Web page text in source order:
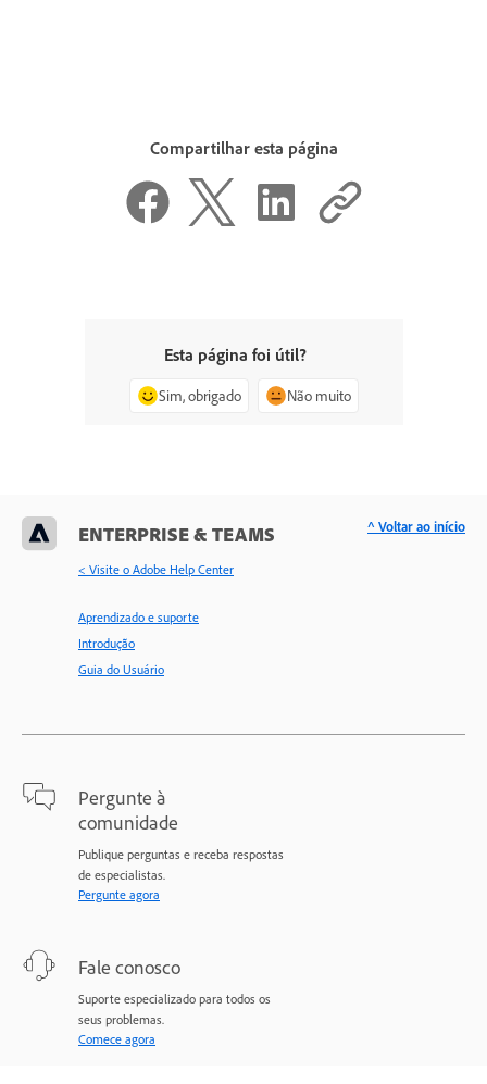
Compartilhar esta página
Esta página foi útil?
Sim, obrigado Não muito
ENTERPRISE & TEAMS
< Visite o Adobe Help Center
Aprendizado e suporte
Introdução
Guia do Usuário
Pergunte à
comunidade
Publique perguntas e receba respostas
de especialistas.
Pergunte agora
Fale conosco
Suporte especializado para todos os
seus problemas.
Comece agora
^ Voltar ao início